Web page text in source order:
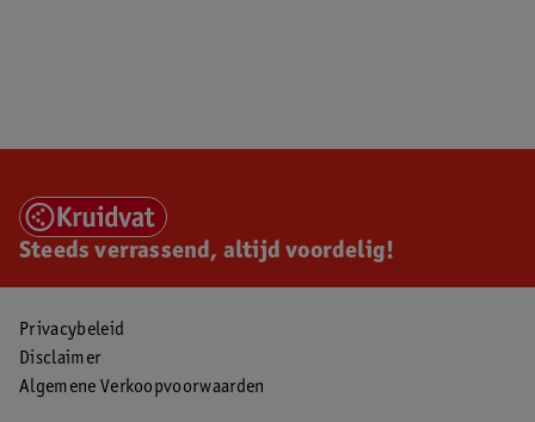
Steeds verrassend, altijd voordelig!
Privacybeleid
Disclaimer
Algemene Verkoopvoorwaarden